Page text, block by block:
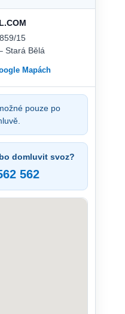
15
Stará Bělá
Mapách
pouze po
domluvit svoz?
562